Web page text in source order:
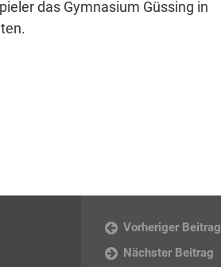
das Gymnasium Güssing in
Vorheriger Beitrag
Nächster Beitrag